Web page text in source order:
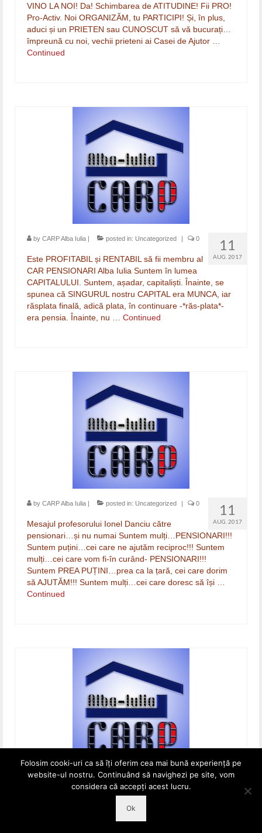
VINO LA NOI! Da! Schimbarea de ATITUDINE! Fii PRO!
Pro-Activ. Noi ORGANIZĂM, tu PARTICIPI! Și, în plus,
aduci și un PRIETEN sau CUNOSCUT să vă bucurați…
împreună cu noi, vechii prieteni ai Casei de Ajutor …
Continued
11
AUG. 2017
by CARP Alba Iulia posted in: Uncategorized 0
Este PROFITABIL și RENTABIL să fii membru al
CAR PENSIONARI Alba Iulia Suntem în lumea
CAPITALULUI. Suntem, așadar, capitaliști. Înainte, se
spunea că SINGURUL nostru CAPITAL era MUNCA, iar
răsplata finală, adică plata, în continuare -*răs-plata*-
era pensia. Înainte, nu … Continued
11
AUG. 2017
by CARP Alba Iulia posted in: Uncategorized 0
Mesajul profesorului Ionel Danciu către
pensionari…și nu numai Suntem mulți…PENSIONARI!!!
Suntem puțini…cei care ne ajutăm reciproc!!! Suntem
mulți…cei care vom fi-în curând- PENSIONARI!!!
Suntem PREA PUȚINI…prea ca la țară, cei care dorim
să AJUTĂM!!! Suntem mulți…cei care doresc să își …
Continued
by CARP Alba Iulia Uncategorized
un semn de circulație…pe trotuar, sau de călătorie în
mijloace de transport, ori de…bunăvoință, în cadrul
Folosim cooki-uri ca să îți oferim cea mai bună experiență pe
website-ul nostru. Continuând să navighezi pe site, vom
considera că accepți acest lucru.
Ok